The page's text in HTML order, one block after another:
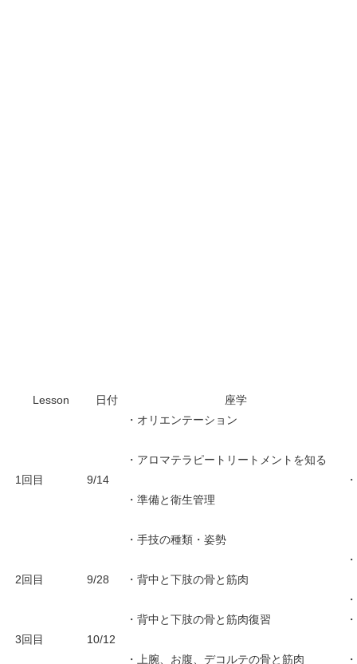
Lesson 日付 座学
1回目 9/14
・オリエンテーション
・アロマテラピートリートメントを知る
・準備と衛生管理
・手技の種類・姿勢
2回目 9/28 ・背中と下肢の骨と筋肉
3回目 10/12
・背中と下肢の骨と筋肉復習
・上腕、お腹、デコルテの骨と筋肉